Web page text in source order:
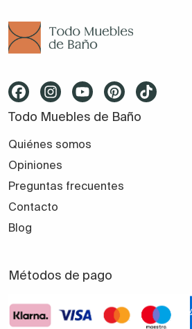
Todo Muebles de Baño
Quiénes somos
Opiniones
Preguntas frecuentes
Contacto
Blog
Métodos de pago